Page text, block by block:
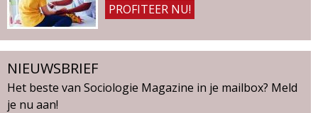
PROFITEER NU!
NIEUWSBRIEF
Het beste van Sociologie Magazine in je mailbox? Meld
je nu aan!